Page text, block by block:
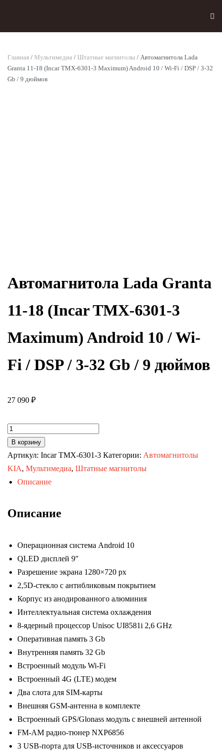
Главная / Мультимедиа / Штатные магнитолы / Автомагнитола Lada
Granta 11-18 (Incar TMX-6301-3 Maximum) Android 10 / Wi-Fi / DSP / 3-32
Gb / 9 дюймов
Автомагнитола Lada Granta
11-18 (Incar TMX-6301-3
Maximum) Android 10 / Wi-
Fi / DSP / 3-32 Gb / 9 дюймов
27 090 ₽
Количество
товара
Автомагнитола
Lada
Granta
18
6301-
3
Maximum)
Android
10
Wi-
Fi
DSP
3-
32
Gb
9
В корзину
Артикул: Incar TMX-6301-3 Категории: Автомагнитолы
KIA, Мультимедиа, Штатные магнитолы
Описание
Описание
Операционная система Android 10
QLED дисплей 9″
Разрешение экрана 1280×720 px
2,5D-стекло с антибликовым покрытием
Корпус из анодированного алюминия
Интеллектуальная система охлаждения
8-ядерный процессор Unisoc UI8581i 2,6 GHz
Оперативная память 3 Gb
Внутренняя память 32 Gb
Встроенный модуль Wi-Fi
Встроенный 4G (LTE) модем
Два слота для SIM-карты
Внешняя GSM-антенна в комплекте
Встроенный GPS/Glonass модуль с внешней антенной
FM-AM радио-тюнер NXP6856
3 USB-порта для USB-источников и аксессуаров